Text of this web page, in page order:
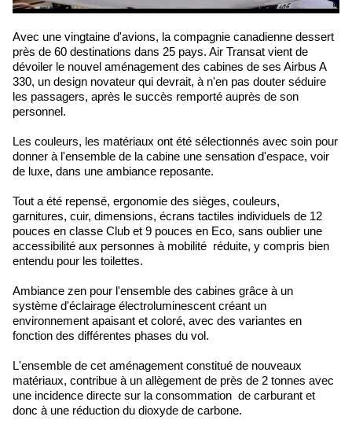
Avec une vingtaine d'avions, la compagnie canadienne dessert
près de 60 destinations dans 25 pays. Air Transat vient de
dévoiler le nouvel aménagement des cabines de ses Airbus A
330, un design novateur qui devrait, à n'en pas douter séduire
les passagers, après le succès remporté auprès de son
personnel.
Les couleurs, les matériaux ont été sélectionnés avec soin pour
donner à l'ensemble de la cabine une sensation d'espace, voir
de luxe, dans une ambiance reposante.
Tout a été repensé, ergonomie des sièges, couleurs,
garnitures, cuir, dimensions, écrans tactiles individuels de 12
pouces en classe Club et 9 pouces en Eco, sans oublier une
accessibilité aux personnes à mobilité réduite, y compris bien
entendu pour les toilettes.
Ambiance zen pour l'ensemble des cabines grâce à un
système d'éclairage électroluminescent créant un
environnement apaisant et coloré, avec des variantes en
fonction des différentes phases du vol.
L'ensemble de cet aménagement constitué de nouveaux
matériaux, contribue à un allègement de près de 2 tonnes avec
une incidence directe sur la consommation de carburant et
donc à une réduction du dioxyde de carbone.